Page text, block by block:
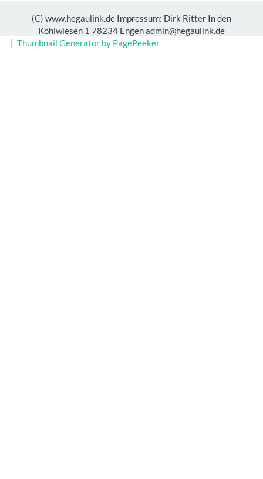
(C) www.hegaulink.de Impressum: Dirk Ritter In den
Kohlwiesen 1 78234 Engen admin@hegaulink.de
| Thumbnail Generator by PagePeeker